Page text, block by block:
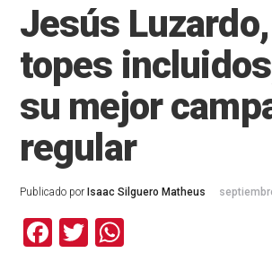
Jesús
topes
su mejor
regular
Publicado por Isaac Silguero Matheus
Facebook
TwitterWhatsApp